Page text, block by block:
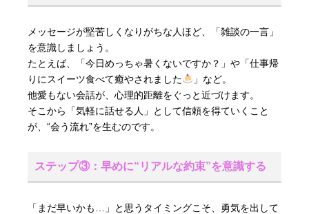
メッセージが堅苦しくなりがちな人ほど、「雑談の一言」
を意識しましょう。
たとえば、「今日めっちゃ暑くないですか？」や「仕事帰
りにスイーツ食べて癒やされました
」など。
他愛もない会話が、心理的距離をぐっと近づけます。
そこから「気軽に話せる人」として信頼を得ていくこと
が、“会う流れ”を生むのです。
ステップ③：早めに“リアルな約束”を意識する
「まだ早いかも…」と思うタイミングこそ、勇気を出して